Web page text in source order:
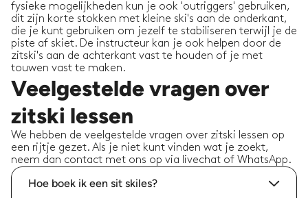
fysieke mogelijkheden kun je ook 'outriggers' gebruiken,
dit zijn korte stokken met kleine ski's aan de onderkant,
die je kunt gebruiken om jezelf te stabiliseren terwijl je de
piste af skiet. De instructeur kan je ook helpen door de
zitski's aan de achterkant vast te houden of je met
touwen vast te maken.
Veelgestelde vragen over
zitski lessen
We hebben de veelgestelde vragen over zitski lessen op
een rijtje gezet. Als je niet kunt vinden wat je zoekt,
neem dan contact met ons op via livechat of WhatsApp.
Hoe boek ik een sit skiles?